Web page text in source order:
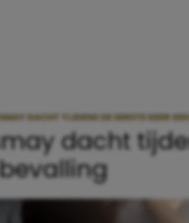
DACHT TIJDENS DE EERSTE KEER
dacht